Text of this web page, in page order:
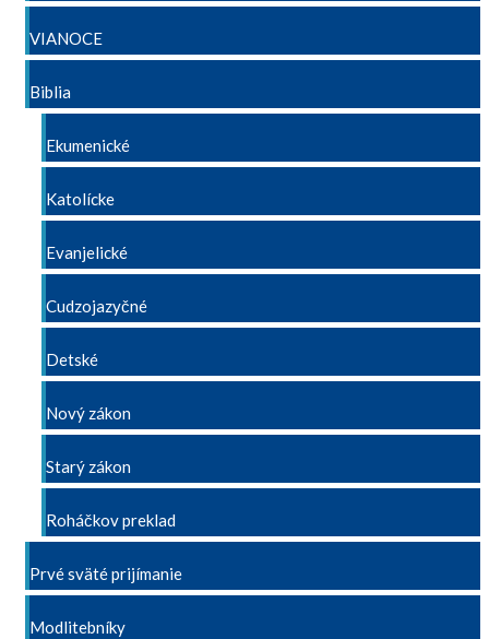
VIANOCE
Biblia
Ekumenické
Katolícke
Evanjelické
Cudzojazyčné
Detské
Nový zákon
Starý zákon
Roháčkov preklad
Prvé sväté prijímanie
Modlitebníky